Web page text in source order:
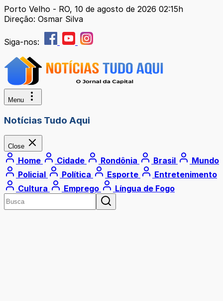
Porto Velho - RO, 10 de agosto de 2026 02:15h
Direção: Osmar Silva
Siga-nos:
Menu
Notícias Tudo Aqui
Close
Home Cidade Rondônia Brasil
Mundo
Policial
Política Esporte
Entretenimento
Cultura
Emprego Língua de Fogo